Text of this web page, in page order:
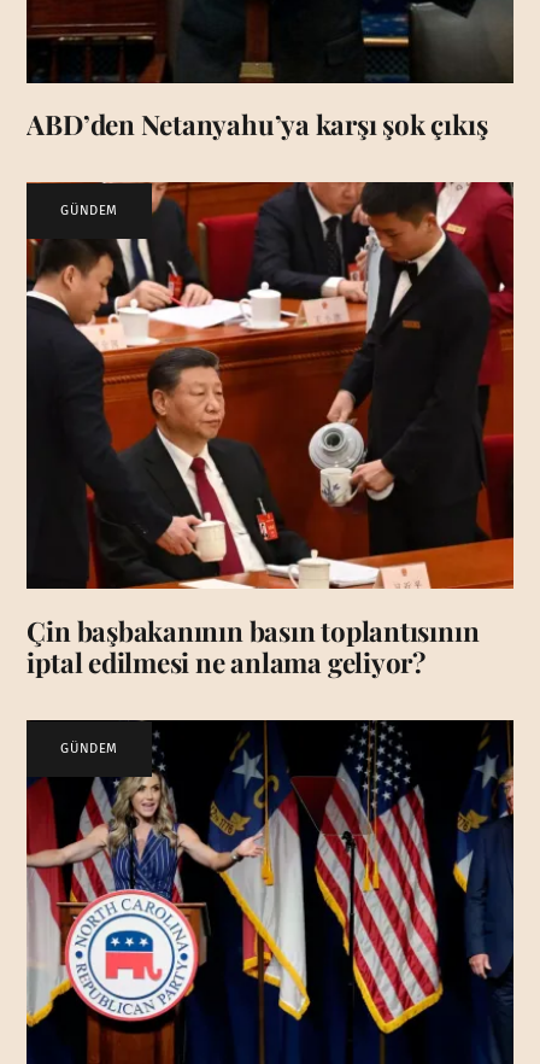
ABD’den Netanyahu’ya karşı şok çıkış
GÜNDEM
Çin başbakanının basın toplantısının
iptal edilmesi ne anlama geliyor?
GÜNDEM